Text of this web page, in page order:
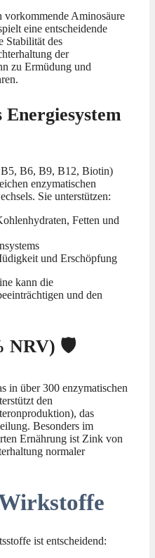
vorkommende Aminosäure
eine entscheidende
Stabilität des
der
zu Ermüdung und
B6, B9, B12, Biotin)
enzymatischen
Sie unterstützen:
Fetten und
und Erschöpfung
kann die
und den
NRV) 🛡️
in über 300 enzymatischen
den
das
Besonders im
Ernährung ist Zink von
normaler
ist entscheidend: